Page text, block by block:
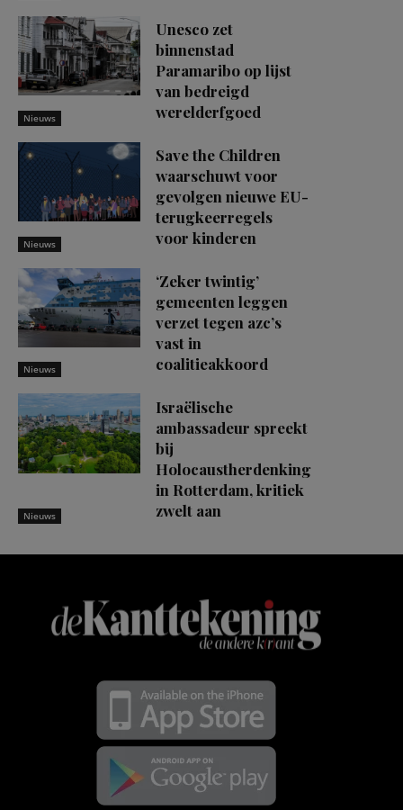
Nieuws
Unesco zet
binnenstad
Paramaribo op lijst
van bedreigd
werelderfgoed
Nieuws
Save the Children
waarschuwt voor
gevolgen nieuwe EU-
terugkeerregels
voor kinderen
Nieuws
‘Zeker twintig’
gemeenten leggen
verzet tegen azc’s
vast in
coalitieakkoord
Nieuws
Israëlische
ambassadeur spreekt
bij
Holocaustherdenking
in Rotterdam, kritiek
zwelt aan